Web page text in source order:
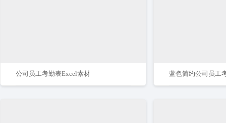
公司员工考勤表Excel素材 蓝色简约公司员工